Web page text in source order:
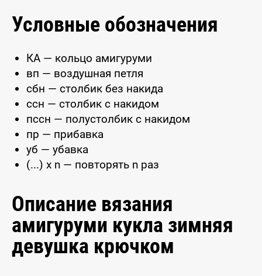
Условные обозначения
КА — кольцо амигуруми
вп — воздушная петля
сбн — столбик без накида
ссн — столбик с накидом
пссн — полустолбик с накидом
пр — прибавка
уб — убавка
(...) x n — повторять n раз
Описание вязания
амигуруми кукла зимняя
девушка крючком